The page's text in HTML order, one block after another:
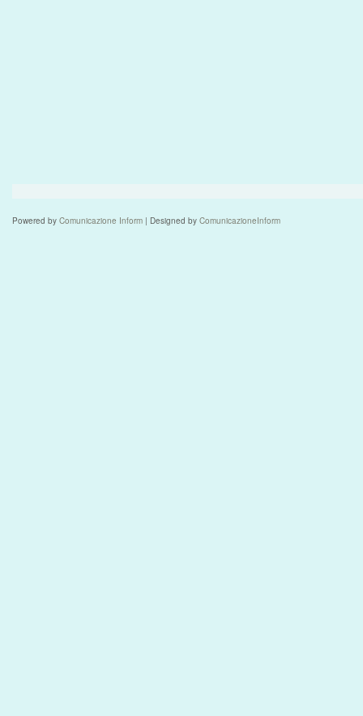
Powered by Comunicazione Inform | Designed by ComunicazioneInform